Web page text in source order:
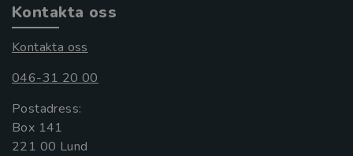
Kontakta oss
Kontakta oss
046-31 20 00
Postadress:
Box 141
221 00 Lund